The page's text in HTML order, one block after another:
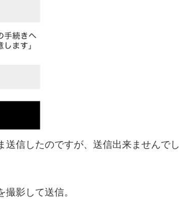
信したのですが、送信出来ませんでし
影して送信。